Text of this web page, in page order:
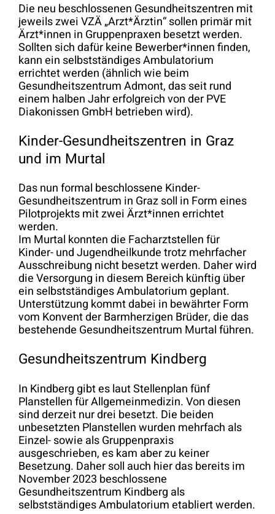
Die neu beschlossenen Gesundheitszentren mit
jeweils zwei VZÄ „Arzt*Ärztin“ sollen primär mit
Ärzt*innen in Gruppenpraxen besetzt werden.
Sollten sich dafür keine Bewerber*innen finden,
kann ein selbstständiges Ambulatorium
errichtet werden (ähnlich wie beim
Gesundheitszentrum Admont, das seit rund
einem halben Jahr erfolgreich von der PVE
Diakonissen GmbH betrieben wird).
Kinder-Gesundheitszentren in Graz
und im Murtal
Das nun formal beschlossene Kinder-
Gesundheitszentrum in Graz soll in Form eines
Pilotprojekts mit zwei Ärzt*innen errichtet
werden.
Im Murtal konnten die Facharztstellen für
Kinder- und Jugendheilkunde trotz mehrfacher
Ausschreibung nicht besetzt werden. Daher wird
die Versorgung in diesem Bereich künftig über
ein selbstständiges Ambulatorium geplant.
Unterstützung kommt dabei in bewährter Form
vom Konvent der Barmherzigen Brüder, die das
bestehende Gesundheitszentrum Murtal führen.
Gesundheitszentrum Kindberg
In Kindberg gibt es laut Stellenplan fünf
Planstellen für Allgemeinmedizin. Von diesen
sind derzeit nur drei besetzt. Die beiden
unbesetzten Planstellen wurden mehrfach als
Einzel- sowie als Gruppenpraxis
ausgeschrieben, es kam aber zu keiner
Besetzung. Daher soll auch hier das bereits im
November 2023 beschlossene
Gesundheitszentrum Kindberg als
selbstständiges Ambulatorium etabliert werden.